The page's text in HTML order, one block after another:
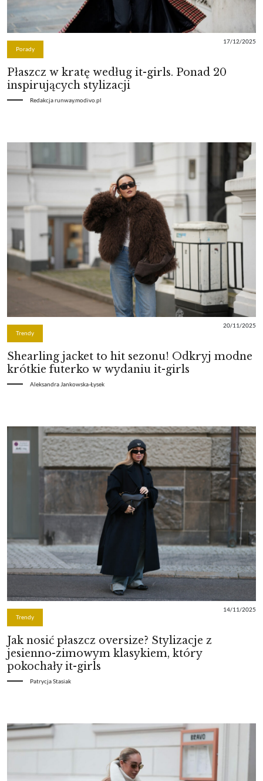
Porady
17/12/2025
Płaszcz w kratę według it-girls. Ponad 20
inspirujących stylizacji
Redakcja runway.modivo.pl
Trendy
20/11/2025
Shearling jacket to hit sezonu! Odkryj modne
krótkie futerko w wydaniu it-girls
Aleksandra Jankowska-Łysek
Trendy
14/11/2025
Jak nosić płaszcz oversize? Stylizacje z
jesienno-zimowym klasykiem, który
pokochały it-girls
Patrycja Stasiak